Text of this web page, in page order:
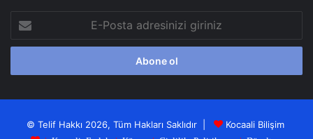
Posta
adresinizi
© Telif Hakkı 2026, Tüm Hakları Saklıdır | Kocaali Bilişim